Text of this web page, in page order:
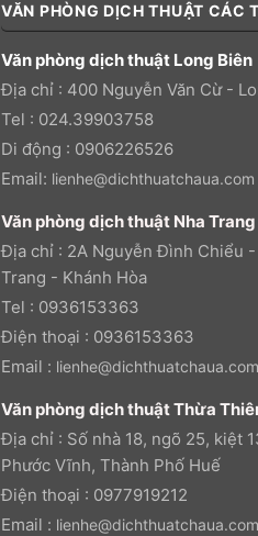
VĂN PHÒNG DỊCH THUẬT CÁC
Văn phòng dịch thuật Long Biên
Địa chỉ : 400 Nguyễn Văn Cừ -
Tel : 024.39903758
Di động : 0906226526
Email: lienhe@dichthuatchaua.com
Văn phòng dịch thuật Nha Trang
Địa chỉ : 2A Nguyễn Đình Chiểu
Trang - Khánh Hòa
Tel : 0936153363
Điện thoại : 0936153363
Email : lienhe@dichthuatchaua.com
Văn phòng dịch thuật Thừa
Địa chỉ : Số nhà 18, ngõ 25, kiệt
Phước Vĩnh, Thành Phố Huế
Điện thoại : 0977919212
Email : lienhe@dichthuatchaua.com